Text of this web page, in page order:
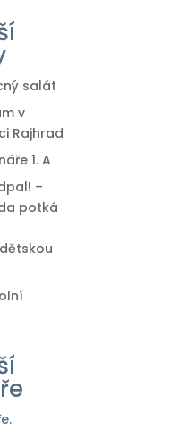
salát
v
Rajhrad
1. A
–
potká